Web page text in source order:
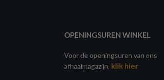
OPENINGSUREN WINKEL
Voor de openingsuren van ons
afhaalmagazijn, klik hier